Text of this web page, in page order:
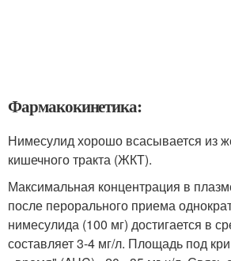
Фармакокинетика:
Нимесулид хорошо всасывается из
кишечного тракта (ЖКТ).
Максимальная концентрация в
после перорального приема
нимесулида (100 мг) достигается в
составляет 3-4 мг/л. Площадь под